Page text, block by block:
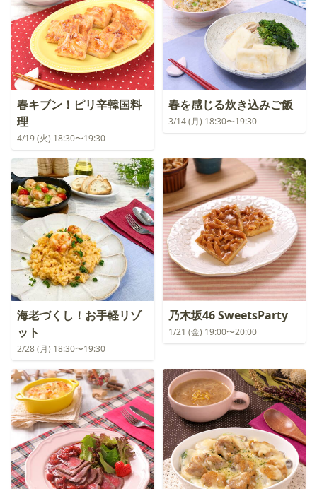
春キブン！ピリ辛韓国料
理
4/19 (火) 18:30〜19:30
春を感じる炊き込みご飯
3/14 (月) 18:30〜19:30
海老づくし！お手軽リゾ
ット
2/28 (月) 18:30〜19:30
乃木坂46 SweetsParty
1/21 (金) 19:00〜20:00